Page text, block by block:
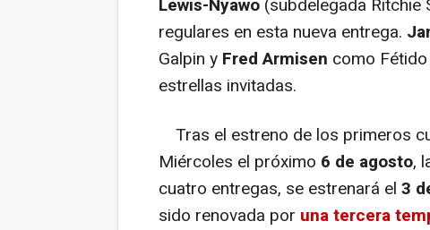
Lewis-Nyawo (subdelegada
regulares en esta nueva entrega.
Galpin y Fred Armisen como
estrellas invitadas.
Tras el estreno de los primeros
Miércoles el próximo 6 de agosto,
cuatro entregas, se estrenará el 3
sido renovada por una tercera